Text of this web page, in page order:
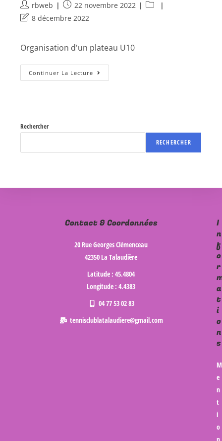
rbweb
22 novembre 2022
8 décembre 2022
Organisation d'un plateau U10
Continuer La Lecture
Rechercher
RECHERCHER
20 Rue Georges Clémenceau
42350 La Talaudière
Latitude : 45.4804
Longitude : 4.4383
04 77 53 02 83
tennisclublatalaudiere@gmail.com
Contact & Coordonnées
I
n
f
o
r
a
t
i
o
n
s
M
e
n
t
i
o